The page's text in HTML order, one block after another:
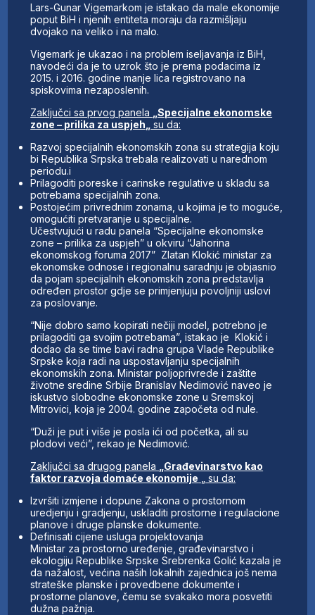
Lars-Gunar Vigemarkom je istakao da male ekonomije
poput BiH i njenih entiteta moraju da razmišljaju
dvojako na veliko i na malo.
Vigemark je ukazao i na problem iseljavanja iz BiH,
navodeći da je to uzrok što je prema podacima iz
2015. i 2016. godine manje lica registrovano na
spiskovima nezaposlenih.
Zaključci sa prvog panela
„Specijalne ekonomske
zone – prilika za uspjeh„
su da:
Razvoj specijalnih ekonomskih zona su strategija koju
bi Republika Srpska trebala realizovati u narednom
periodu.i
Prilagoditi poreske i carinske regulative u skladu sa
potrebama specijalnih zona.
Postojećim privrednim zonama, u kojima je to moguće,
omogućiti pretvaranje u specijalne.
Učestvujući u radu panela “Specijalne ekonomske
zone – prilika za uspjeh” u okviru “Jahorina
ekonomskog foruma 2017” Zlatan Klokić ministar za
ekonomske odnose i regionalnu saradnju je objasnio
da pojam specijalnih ekonomskih zona predstavlja
određen prostor gdje se primjenjuju povoljniji uslovi
za poslovanje.
“Nije dobro samo kopirati nečiji model, potrebno je
prilagoditi ga svojim potrebama”, istakao je Klokić i
dodao da se time bavi radna grupa Vlade Republike
Srpske koja radi na uspostavljanju specijalnih
ekonomskih zona. Ministar poljoprivrede i zaštite
životne sredine Srbije Branislav Nedimović naveo je
iskustvo slobodne ekonomske zone u Sremskoj
Mitrovici, koja je 2004. godine započeta od nule.
“Duži je put i više je posla ići od početka, ali su
plodovi veći”, rekao je Nedimović.
Zaključci sa drugog panela
„Građevinarstvo kao
faktor razvoja domaće ekonomije „ su da:
Izvršiti izmjene i dopune Zakona o prostornom
uredjenju i gradjenju, uskladiti prostorne i regulacione
planove i druge planske dokumente.
Definisati cijene usluga projektovanja
Ministar za prostorno uređenje, građevinarstvo i
ekologiju Republike Srpske Srebrenka Golić kazala je
da nažalost, većina naših lokalnih zajednica još nema
strateške planske i provedbene dokumente i
prostorne planove, čemu se svakako mora posvetiti
dužna pažnja.